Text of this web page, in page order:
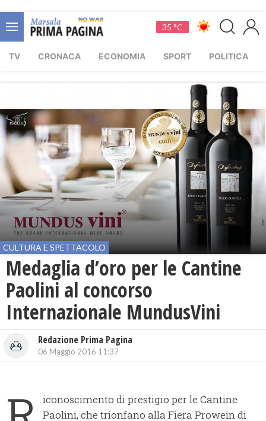
35 °C
TV CRONACA ECONOMIA SPORT POLITICA
CULTURA E SPETTACOLO
Medaglia d’oro per le Cantine
Paolini al concorso
Internazionale MundusVini
Redazione Prima Pagina
06 Maggio 2016 11:37
iconoscimento di prestigio per le Cantine
Paolini, che trionfano alla Fiera Prowein di